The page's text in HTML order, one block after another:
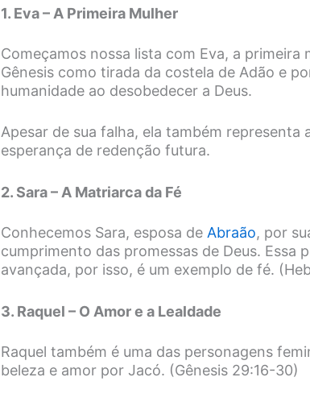
1. Eva – A Primeira Mulher
Começamos nossa lista com Eva, a primeira
Gênesis como tirada da costela de Adão e
humanidade ao desobedecer a Deus.
Apesar de sua falha, ela também representa
esperança de redenção futura.
2. Sara – A Matriarca da Fé
Conhecemos Sara, esposa de Abraão, por
cumprimento das promessas de Deus. Essa
avançada, por isso, é um exemplo de fé.
3. Raquel – O Amor e a Lealdade
Raquel também é uma das personagens
beleza e amor por Jacó. (Gênesis 29:16-30)